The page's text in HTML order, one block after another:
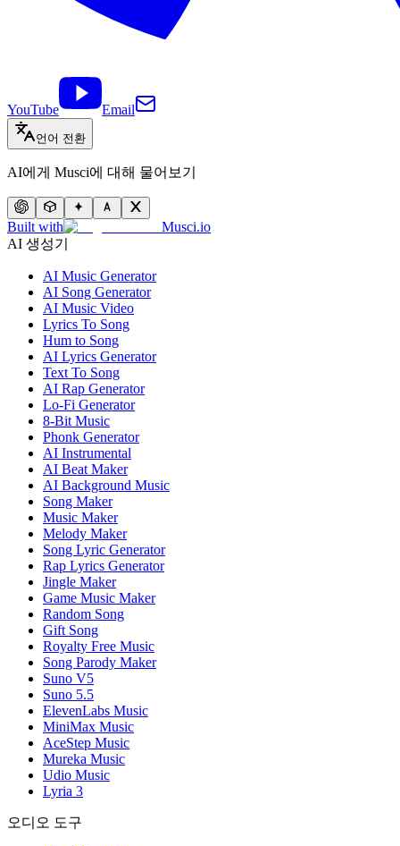
YouTube Email
언어 전환
AI에게 Musci에 대해 물어보기
Built with
Musci.io
AI 생성기
AI Music Generator
AI Song Generator
AI Music Video
Lyrics To Song
Hum to Song
AI Lyrics Generator
Text To Song
AI Rap Generator
Lo-Fi Generator
8-Bit Music
Phonk Generator
AI Instrumental
AI Beat Maker
AI Background Music
Song Maker
Music Maker
Melody Maker
Song Lyric Generator
Rap Lyrics Generator
Jingle Maker
Game Music Maker
Random Song
Gift Song
Royalty Free Music
Song Parody Maker
Suno V5
Suno 5.5
ElevenLabs Music
MiniMax Music
AceStep Music
Mureka Music
Udio Music
Lyria 3
오디오 도구